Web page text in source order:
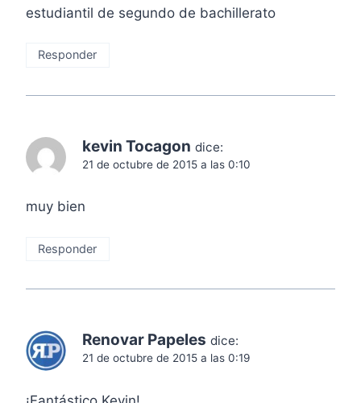
estudiantil de segundo de bachillerato
Responder
kevin Tocagon dice:
21 de octubre de 2015 a las 0:10
muy bien
Responder
Renovar Papeles dice:
21 de octubre de 2015 a las 0:19